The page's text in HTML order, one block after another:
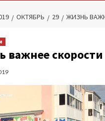
ОКТЯБРЬ 29 ЖИЗНЬ
важнее скорости